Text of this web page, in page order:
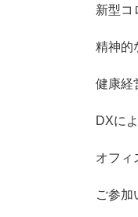
新型コ
精神的
健康経
DXに
オフィ
ご参加